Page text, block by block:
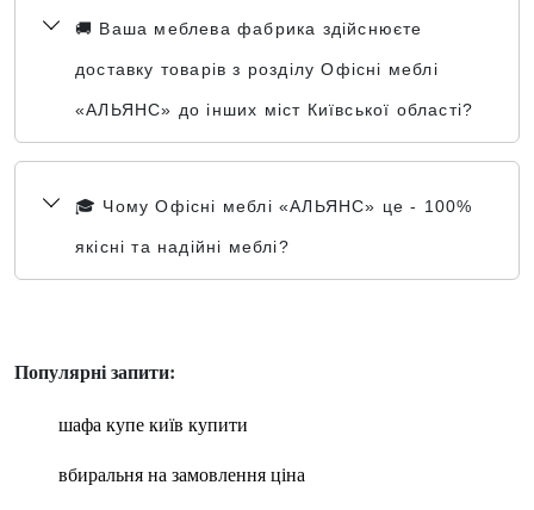
🚚 Ваша меблева фабрика здійснюєте
доставку товарів з розділу Офісні меблі
«АЛЬЯНС» до інших міст Київської області?
🎓 Чому Офісні меблі «АЛЬЯНС» це - 100%
якісні та надійні меблі?
Популярні запити:
шафа купе київ купити
вбиральня на замовлення ціна